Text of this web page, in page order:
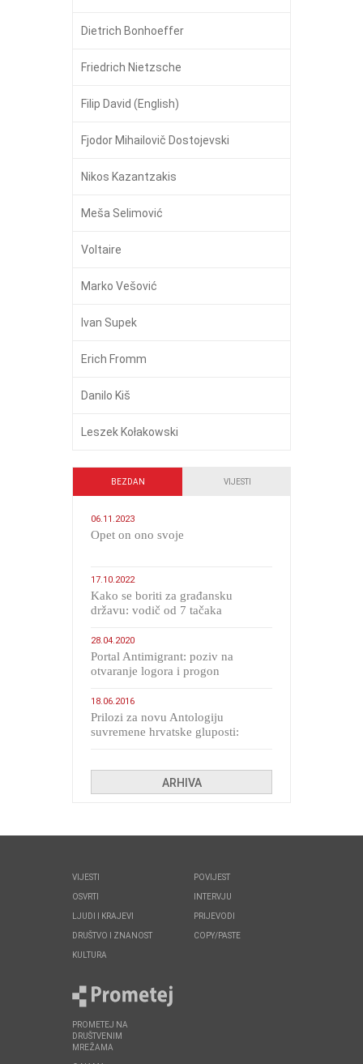
Dietrich Bonhoeffer
Friedrich Nietzsche
Filip David (English)
Fjodor Mihailovič Dostojevski
Nikos Kazantzakis
Meša Selimović
Voltaire
Marko Vešović
Ivan Supek
Erich Fromm
Danilo Kiš
Leszek Kołakowski
BEZDAN VIJESTI
06.11.2023
​Opet on ono svoje
17.10.2022
Kako se boriti za građansku
državu: vodič od 7 tačaka
28.04.2020
Portal Antimigrant: poziv na
otvaranje logora i progon
18.06.2016
Prilozi za novu Antologiju
suvremene hrvatske gluposti:
ARHIVA
VIJESTI
OSVRTI
LJUDI I KRAJEVI
DRUŠTVO I ZNANOST
KULTURA
POVIJEST
INTERVJU
PRIJEVODI
COPY/PASTE
PROMETEJ NA
DRUŠTVENIM
MREŽAMA